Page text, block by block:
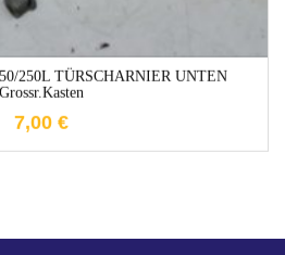
250L TÜRSCHARNIER UNTEN
Grossr.Kasten
7,00 €